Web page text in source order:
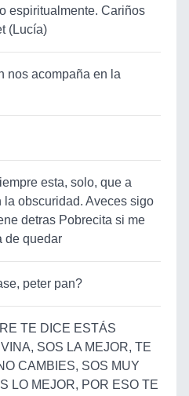
espiritualmente. Cariños
(Lucía)
nos acompaña en la
esta, solo, que a
la obscuridad. Aveces sigo
detras Pobrecita si me
de quedar
peter pan?
TE DICE ESTÁS
SOS LA MEJOR, TE
CAMBIES, SOS MUY
LO MEJOR, POR ESO TE